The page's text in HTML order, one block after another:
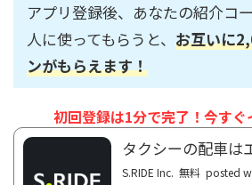
アプリ登録後、あなたの紹介コ
人に使ってもらうと、 お互いに
ンがもらえます！
初回登録は1分で完了！今すぐ
タクシーの配車は
S.RIDE Inc. 無料 posted